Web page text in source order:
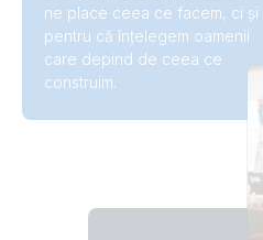
ne place ceea ce facem, ci și
pentru că înțelegem oamenii
care depind de ceea ce
construim.